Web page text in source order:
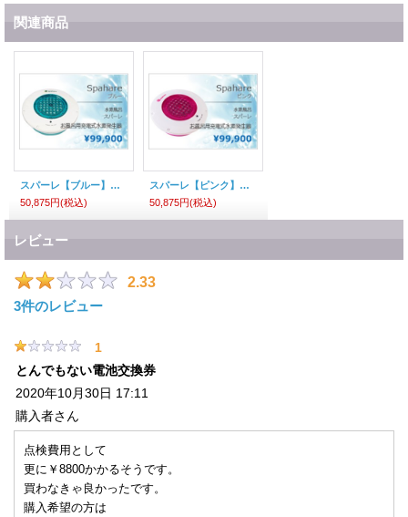
関連商品
スパーレ【ブルー】水素風呂
50,875円(税込)
スパーレ【ピンク】水素風呂
50,875円(税込)
レビュー
2.33
3件のレビュー
1
とんでもない電池交換券
2020年10月30日 17:11
購入者さん
点検費用として
更に￥8800かかるそうです。
買わなきゃ良かったです。
購入希望の方は